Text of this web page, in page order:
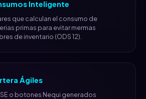
Inteligente
que calculan el consumo de
primas para evitar mermas
de inventario (ODS 12).
Ágiles
o botones Nequi generados